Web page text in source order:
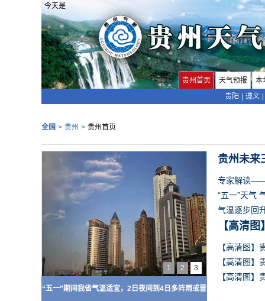
今天是
贵州首页 天气预报
本
贵阳
遵义
全国 > 贵州 > 贵州首页
1 2 3
“五一”期间我省气温适宜，2日夜间到4日多阵雨或雷
贵州未来
专家解读——
“五一”天气
气温逐步回
【高清
【高清图】
【高清图】
【高清图】